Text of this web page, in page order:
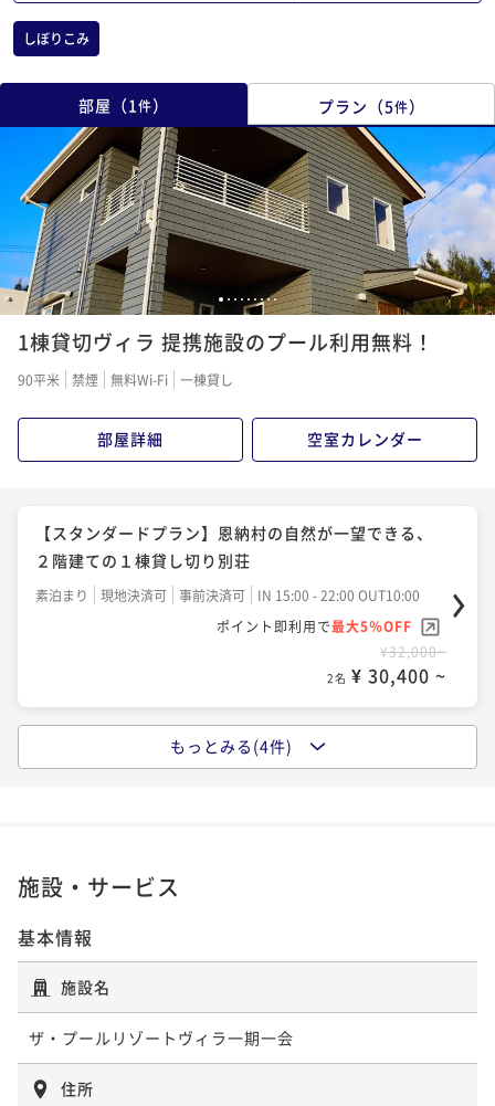
しぼりこみ
部屋 （1 件） プラン （5件）
1 2 3 4 5 6789
1棟貸切ヴィラ 提携施設のプール利用無料！
90平米 禁煙 無料Wi-Fi 一棟貸し
部屋詳細 空室カレンダー
【スタンダードプラン】恩納村の自然が一望できる、
２階建ての１棟貸し切り別荘
素泊まり 現地決済可 事前決済可
IN 15:00 - 22:00 OUT10:00
ポイント即利用で最大5％OFF
¥32,000~
2名 ¥ 30,400 ~
【2連泊プラン】静かに流れる癒しの時間。大自然のペ
【3連泊プラン】静かに流れる癒しの時間。大自然のペ
素泊まり 現地決済可 事前決済可
IN 15:00 - 22:00 OUT10:00
もっとみる(4件)
施設・サービス
基本情報
施設名
ザ・プールリゾートヴィラ一期一会
住所